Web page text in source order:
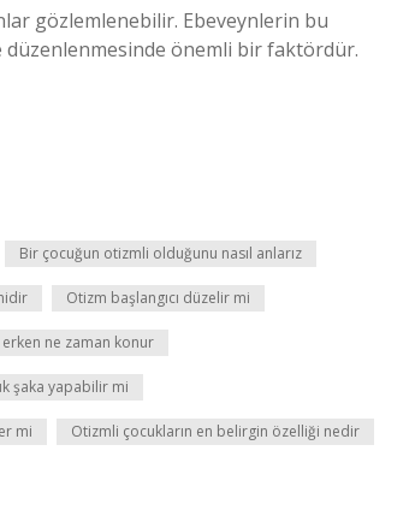
gözlemlenebilir. Ebeveynlerin bu
düzenlenmesinde önemli bir faktördür.
Bir çocuğun otizmli olduğunu nasıl anlarız
Otizm başlangıcı düzelir mi
erken ne zaman konur
şaka yapabilir mi
mi Otizmli çocukların en belirgin özelliği nedir